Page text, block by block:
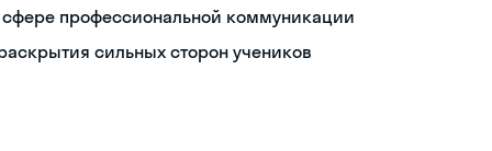
профессиональной коммуникации
сильных сторон учеников